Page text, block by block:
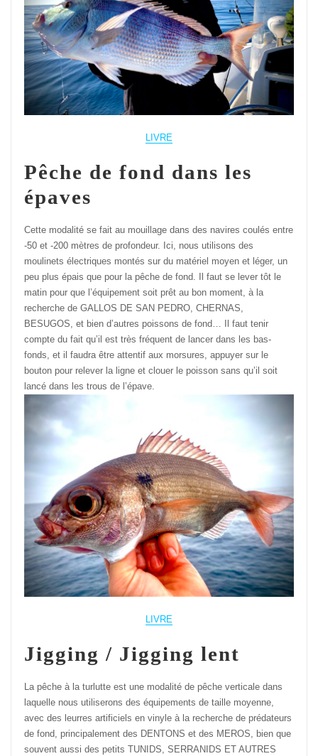
LIVRE
Pêche de fond dans les
épaves
Cette modalité se fait au mouillage dans des navires coulés entre
-50 et -200 mètres de profondeur. Ici, nous utilisons des
moulinets électriques montés sur du matériel moyen et léger, un
peu plus épais que pour la pêche de fond. Il faut se lever tôt le
matin pour que l’équipement soit prêt au bon moment, à la
recherche de GALLOS DE SAN PEDRO, CHERNAS,
BESUGOS, et bien d’autres poissons de fond… Il faut tenir
compte du fait qu’il est très fréquent de lancer dans les bas-
fonds, et il faudra être attentif aux morsures, appuyer sur le
bouton pour relever la ligne et clouer le poisson sans qu’il soit
lancé dans les trous de l’épave.
LIVRE
Jigging / Jigging lent
La pêche à la turlutte est une modalité de pêche verticale dans
laquelle nous utiliserons des équipements de taille moyenne,
avec des leurres artificiels en vinyle à la recherche de prédateurs
de fond, principalement des DENTONS et des MEROS, bien que
souvent aussi des petits TUNIDS, SERRANIDS ET AUTRES